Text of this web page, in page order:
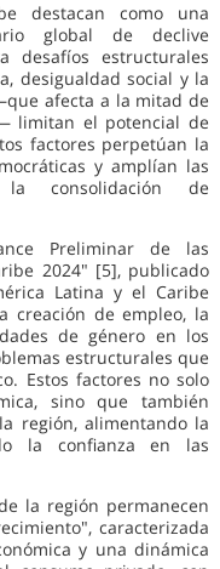
destacan como una
global de declive
desafíos estructurales
desigualdad social y la
afecta a la mitad de
limitan el potencial de
factores perpetúan la
y amplían las
la consolidación de
Preliminar de las
2024" [5], publicado
Latina y el Caribe
creación de empleo, la
de género en los
estructurales que
Estos factores no solo
sino que también
región, alimentando la
la confianza en las
la región permanecen
caracterizada
y una dinámica